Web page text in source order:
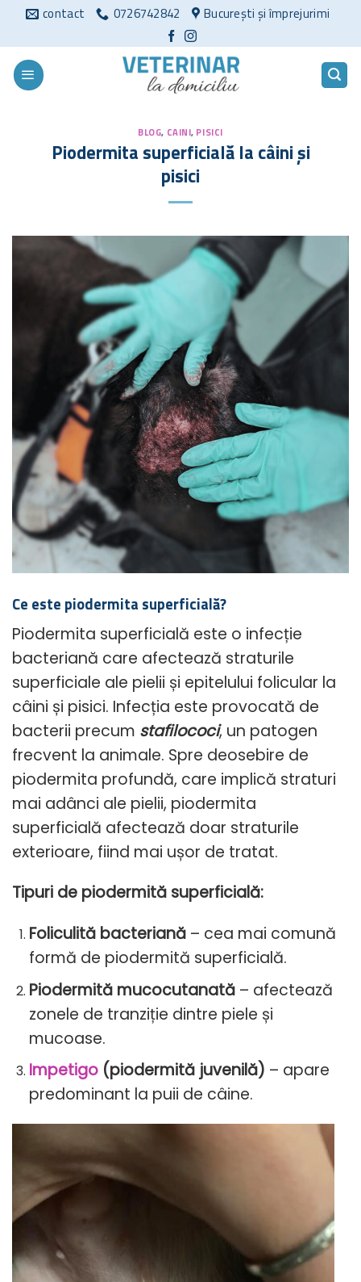
conținut
contact 0726742842 București și împrejurimi
BLOG, CAINI, PISICI
Piodermita superficială la câini și
pisici
Ce este piodermita superficială?
Piodermita superficială este o infecție
bacteriană care afectează straturile
superficiale ale pielii și epitelului folicular la
câini și pisici. Infecția este provocată de
bacterii precum stafilococi, un patogen
frecvent la animale. Spre deosebire de
piodermita profundă, care implică straturi
mai adânci ale pielii, piodermita
superficială afectează doar straturile
exterioare, fiind mai ușor de tratat.
Tipuri de piodermită superficială:
Foliculită bacteriană– cea mai comună
formă de piodermită superficială.
Piodermită mucocutanată– afectează
zonele de tranziție dintre piele și
mucoase.
Impetigo(piodermită juvenilă) – apare
predominant la puii de câine.